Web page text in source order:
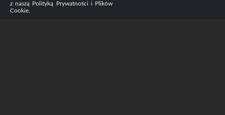
z naszą Polityką Prywatności i Plików
Cookie.